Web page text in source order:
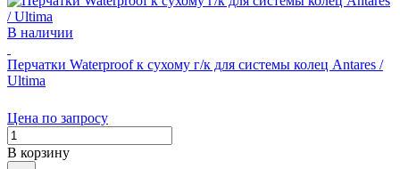
В наличии
Перчатки Waterproof к сухому г/к для системы колец Antares /
Ultima
Цена по запросу
В корзину